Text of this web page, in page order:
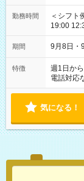
勤務時間
＜シフト
19:00 12:30～22:00 上記の時
時間は変
期間 9月8日・
特徴 週1日か
電話対応
気になる！